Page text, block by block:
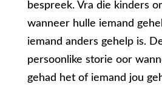
bespreek. Vra die kinders
wanneer hulle iemand
iemand anders gehelp is.
persoonlike storie oor
gehad het of iemand jou